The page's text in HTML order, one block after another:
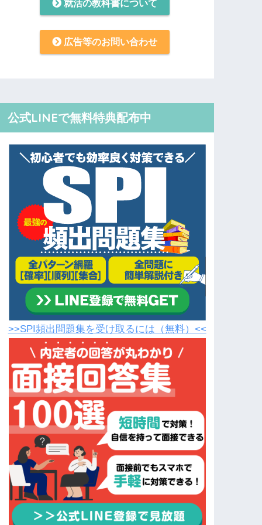
就活の教科書について
広告等のお問い合わせ
公式LINEで無料特典配布中
>>SPI頻出問題集を受け取るには（無料）<<